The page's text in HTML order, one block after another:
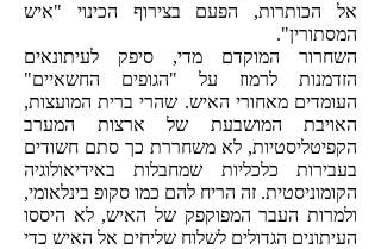
אל הכותרות, הפעם בצירוף הכינוי "איש
המסתורין".
השחרור המוקדם מדי, סיפק לעיתונאים
הזדמנות לרמוז על "הגופים החשאיים"
העומדים מאחורי האיש. שהרי ברית המועצות,
האויבת המושבעת של ארצות המערב
הקפיטליסטיות, לא משחררת כך סתם חשודים
בעבירות כלכליות שמחבלות באידיאולוגיה
הקומוניסטית. זה הריח להם כמו סקופ בינלאומי,
ולמרות העבר המפוקפק של האיש, לא היססו
העיתונים הגדולים לשלוח שליחים אל האיש כדי